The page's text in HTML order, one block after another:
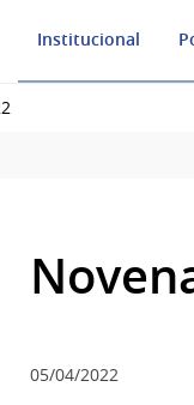
Institucional
05/04/2022